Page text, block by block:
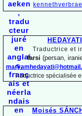
Traductrice et
farsi (persan,
Traductrice spécialisée
Moisés